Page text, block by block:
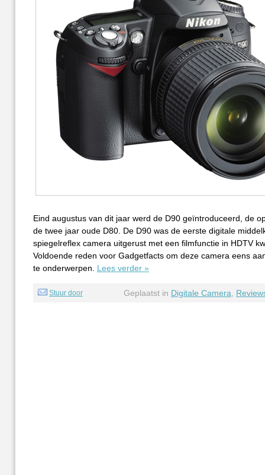
Eind augustus van dit jaar werd de D90 geïntroduceerd, de
de twee jaar oude D80. De D90 was de eerste digitale
spiegelreflex camera uitgerust met een filmfunctie in HDTV
Voldoende reden voor Gadgetfacts om deze camera eens
te onderwerpen. Lees verder »
Stuur door Geplaatst in Digitale Camera